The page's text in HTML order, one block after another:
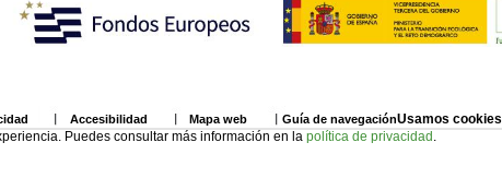
Accesibilidad Mapa web Guía de navegaciónUsamos cookies
Puedes consultar más información en la política de privacidad .